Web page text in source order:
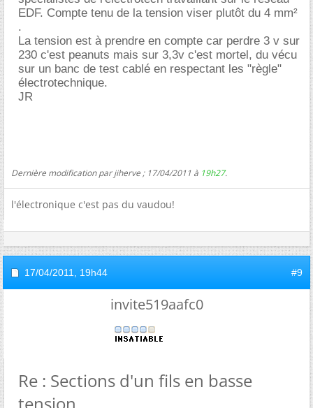
EDF. Compte tenu de la tension viser plutôt du 4 mm²
.
La tension est à prendre en compte car perdre 3 v sur
230 c'est peanuts mais sur 3,3v c'est mortel, du vécu
sur un banc de test cablé en respectant les "règle"
électrotechnique.
JR
Dernière modification par jiherve ; 17/04/2011 à 19h27.
l'électronique c'est pas du vaudou!
17/04/2011, 19h44 #9
invite519aafc0
Re : Sections d'un fils en basse